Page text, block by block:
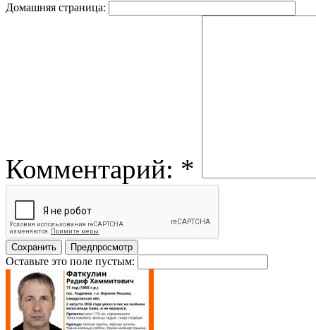
Домашняя страница:
Комментарий: *
Оставьте это поле пустым: